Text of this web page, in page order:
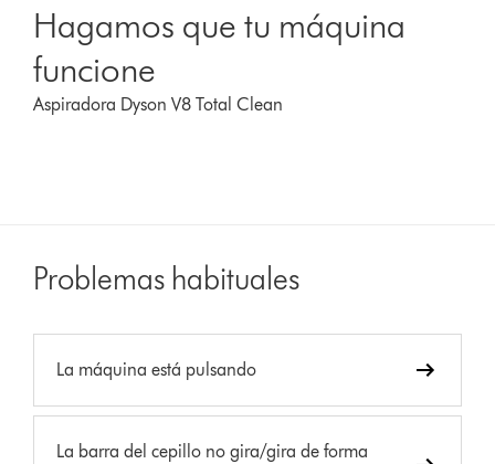
Hagamos que tu máquina
funcione
Aspiradora Dyson V8 Total Clean
Problemas habituales
La máquina está pulsando
La barra del cepillo no gira/gira de forma